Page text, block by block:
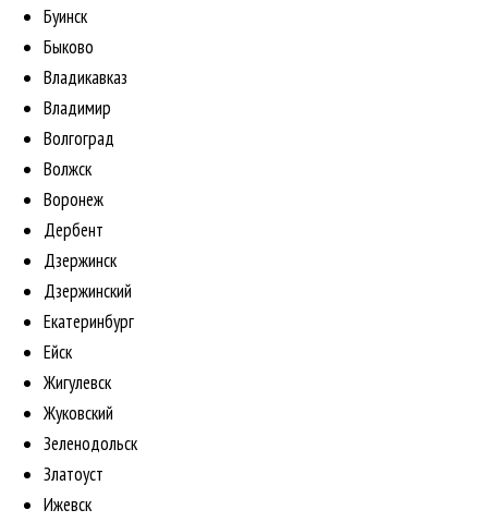
Буинск
Быково
Владикавказ
Владимир
Волгоград
Волжск
Воронеж
Дербент
Дзержинск
Дзержинский
Екатеринбург
Ейск
Жигулевск
Жуковский
Зеленодольск
Златоуст
Ижевск